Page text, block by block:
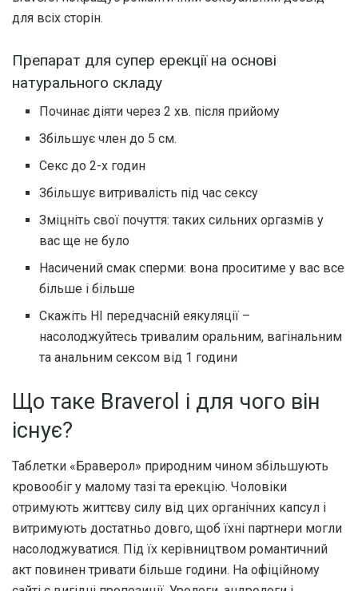
для всіх сторін.
Препарат для супер ерекції на основі
натурального складу
Починає діяти через 2 хв. після прийому
Збільшує член до 5 см.
Секс до 2-х годин
Збільшує витривалість під час сексу
Зміцніть свої почуття: таких сильних оргазмів у
вас ще не було
Насичений смак сперми: вона проситиме у вас все
більше і більше
Скажіть НІ передчасній еякуляції –
насолоджуйтесь тривалим оральним, вагінальним
та анальним сексом від 1 години
Що таке Braverol і для чого він
існує?
Таблетки «Браверол» природним чином збільшують
кровообіг у малому тазі та ерекцію. Чоловіки
отримують життєву силу від цих органічних капсул і
витримують достатньо довго, щоб їхні партнери могли
насолоджуватися. Під їх керівництвом романтичний
акт повинен тривати більше години. На офіційному